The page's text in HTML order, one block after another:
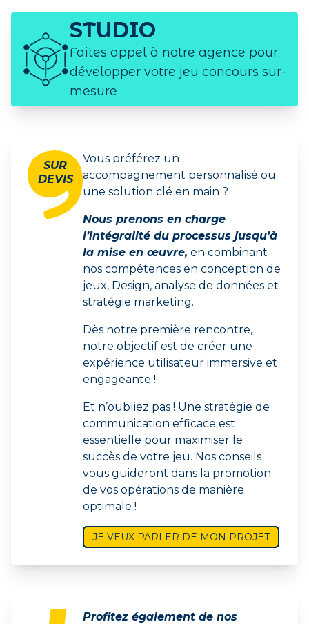
STUDIO
Faites appel à notre agence pour
développer votre jeu concours sur-
mesure
SUR
DEVIS
Vous préférez un
accompagnement personnalisé ou
une solution clé en main ?
Nous prenons en charge
l’intégralité du processus jusqu’à
la mise en œuvre, en combinant
nos compétences en conception de
jeux, Design, analyse de données et
stratégie marketing.
Dès notre première rencontre,
notre objectif est de créer une
expérience utilisateur immersive et
engageante !
Et n’oubliez pas ! Une stratégie de
communication efficace est
essentielle pour maximiser le
succès de votre jeu. Nos conseils
vous guideront dans la promotion
de vos opérations de manière
optimale !
JE VEUX PARLER DE MON PROJET
Profitez également de nos